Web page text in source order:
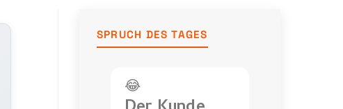
SPRUCH DES TAGES
😂